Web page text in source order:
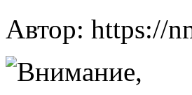
Автор: https://